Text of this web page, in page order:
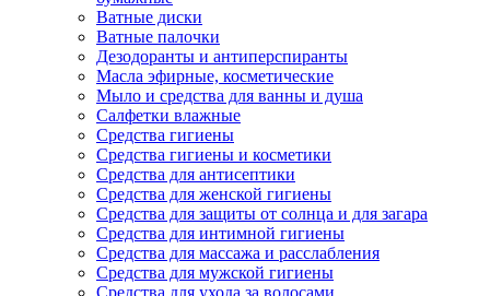
Ватные диски
Ватные палочки
Дезодоранты и антиперспиранты
Масла эфирные, косметические
Мыло и средства для ванны и душа
Салфетки влажные
Средства гигиены
Средства гигиены и косметики
Средства для антисептики
Средства для женской гигиены
Средства для защиты от солнца и для загара
Средства для интимной гигиены
Средства для массажа и расслабления
Средства для мужской гигиены
Средства для ухода за волосами